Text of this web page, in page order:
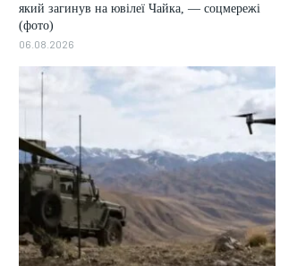
який загинув на ювілеї Чайка, — соцмережі
(фото)
06.08.2026